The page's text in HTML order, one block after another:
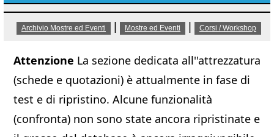
Archivio Mostre ed Eventi Mostre ed Eventi Corsi / Workshop
Attenzione La sezione dedicata all''attrezzatura
(schede e quotazioni) è attualmente in fase di
test e di ripristino. Alcune funzionalità
(confronta) non sono state ancora ripristinate e